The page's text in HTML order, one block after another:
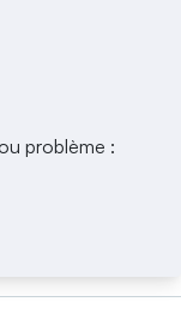
problème :